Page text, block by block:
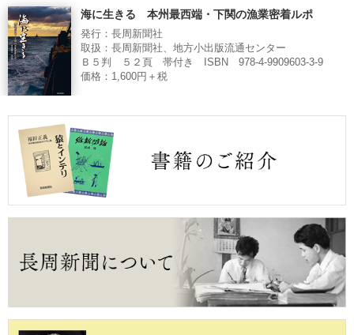
海に生きる 本州最西端・下関の漁業密着ルポ
発行：長周新聞社
取扱：長周新聞社、地方小出版流通センター
Ｂ５判 ５２頁 帯付き ISBN 978-4-9909603-3-9
価格：1,600円＋税